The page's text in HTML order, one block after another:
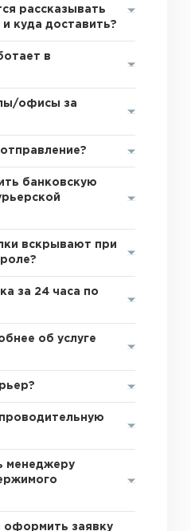
рассказывать
куда доставить?
в
офисы за
банковскую
вскрывают при
за 24 часа по
об услуге
менеджеру
оформить заявку